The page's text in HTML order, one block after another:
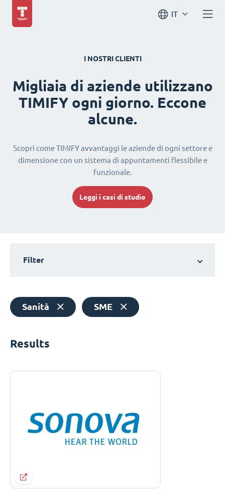
IT
I NOSTRI CLIENTI
Migliaia di aziende utilizzano
TIMIFY ogni giorno. Eccone
alcune.
Scopri come TIMIFY avvantaggi le aziende di ogni settore e
dimensione con un sistema di appuntamenti flessibile e
funzionale.
Leggi i casi di studio
Filter
Sanità SME
Results